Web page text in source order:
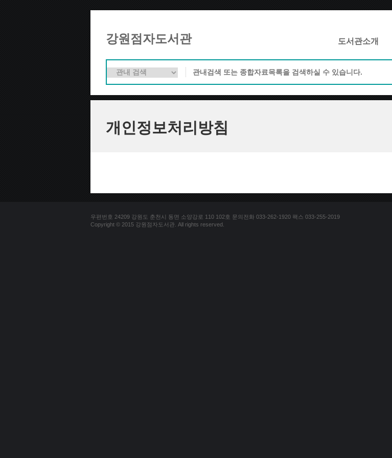
강원점자도서관 도서관소개
개인정보처리방침
우편번호 24209 강원도 춘천시 동면 소양강로 110 102호 문의전화 033-262-1920 팩스 033-255-2019
Copyright © 2015 강원점자도서관. All rights reserved.